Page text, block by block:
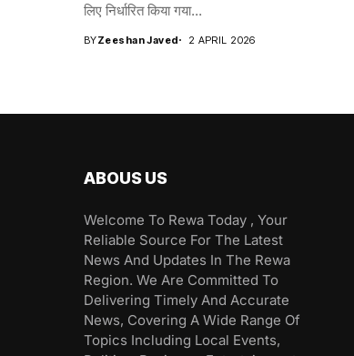
लिए निर्धारित किया गया...
BYZeeshan Javed 2 APRIL 2026
ABOUS US
Welcome To Rewa Today , Your
Reliable Source For The Latest
News And Updates In The Rewa
Region. We Are Committed To
Delivering Timely And Accurate
News, Covering A Wide Range Of
Topics Including Local Events,